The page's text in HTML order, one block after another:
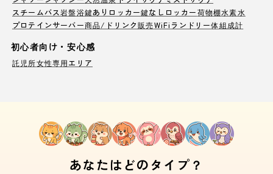
スチームバス岩盤浴鍵ありロッカー鍵なしロッカー荷物棚水素水
プロテインサーバー商品/ドリンク販売WiFi ランドリー体組成計
初心者向け・安心感
託児所女性専用エリア
あなたはどのタイプ？